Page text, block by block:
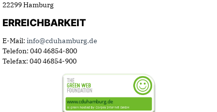
22299 Hamburg
ERREICHBARKEIT
E-Mail: info@cduhamburg.de
Telefon: 040 46854-800
Telefax: 040 46854-900